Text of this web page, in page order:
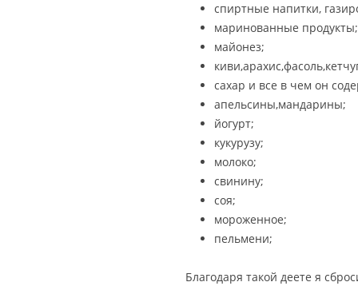
спиртные напитки,
маринованные продукты;
майонез;
сахар и все в чем он
апельсины,мандарины;
йогурт;
кукурузу;
молоко;
свинину;
соя;
мороженное;
пельмени;
Благодаря такой деете я